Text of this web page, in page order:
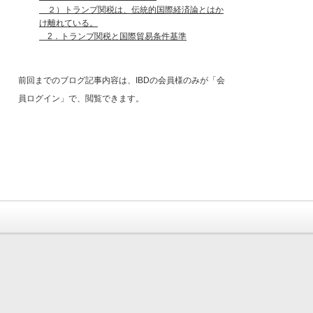
２）トランプ関税は、伝統的国際経済論とはか
け離れている。
2．トランプ関税と国際貿易条件基準
前回までのブログ記事内容は、IBDの会員様のみが「会
員ログイン」で、閲覧できます。